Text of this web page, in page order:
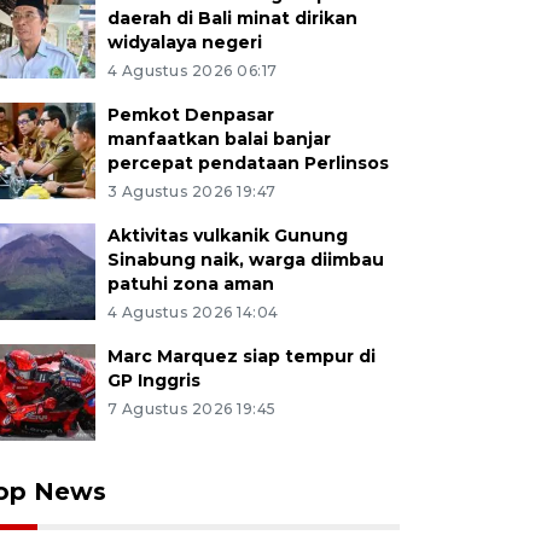
daerah di Bali minat dirikan
widyalaya negeri
4 Agustus 2026 06:17
Pemkot Denpasar
manfaatkan balai banjar
percepat pendataan Perlinsos
3 Agustus 2026 19:47
Aktivitas vulkanik Gunung
Sinabung naik, warga diimbau
patuhi zona aman
4 Agustus 2026 14:04
Marc Marquez siap tempur di
GP Inggris
7 Agustus 2026 19:45
News